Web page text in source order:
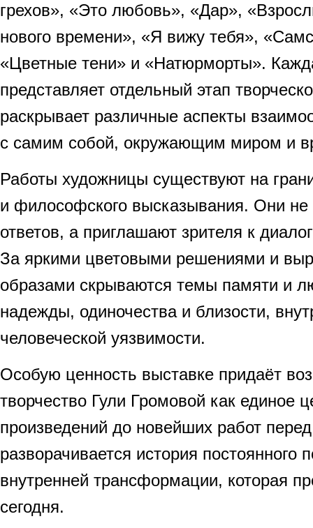
грехов», «Это любовь», «Дар»,
нового времени», «Я вижу тебя»,
«Цветные тени» и «Натюрморты».
представляет отдельный этап
раскрывает различные аспекты
с самим собой, окружающим миром и
Работы художницы существуют на
и философского высказывания. Они не
ответов, а приглашают зрителя к
За яркими цветовыми решениями и
образами скрываются темы памяти и
надежды, одиночества и близости,
человеческой уязвимости.
Особую ценность выставке придаёт
творчество Гули Громовой как единое
произведений до новейших работ
разворачивается история постоянного
внутренней трансформации, которая
сегодня.